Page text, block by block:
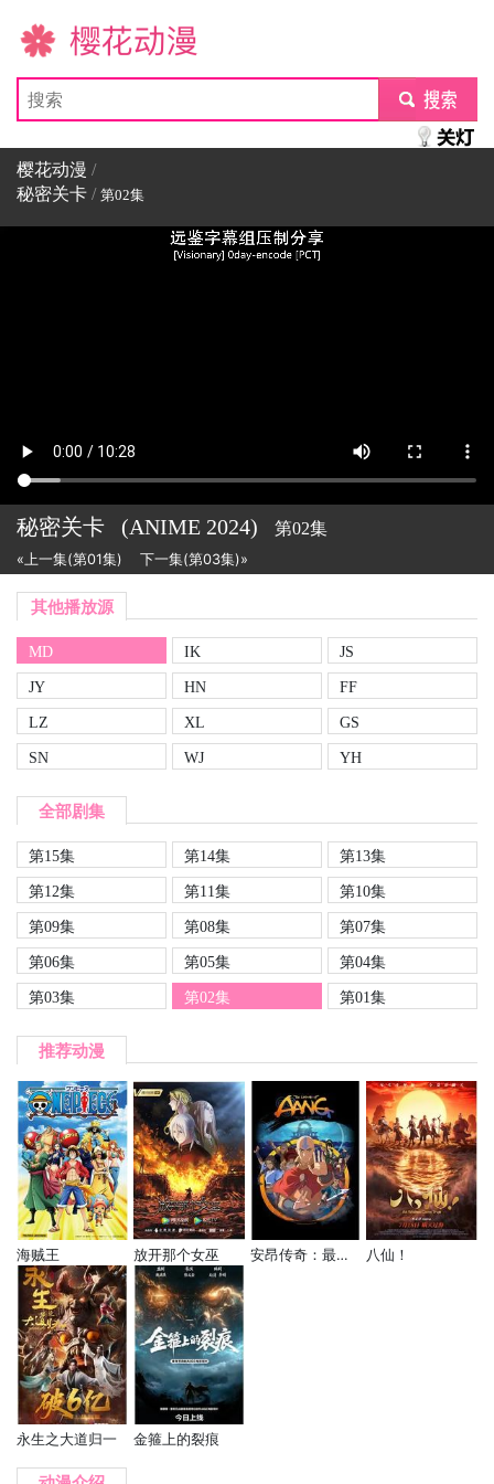
樱花动漫
submit
樱花动漫 /
秘密关卡 / 第02集
秘密关卡 (ANIME 2024) 第02集
«上一集(第01集) 下一集(第03集)»
其他播放源
MD IK
JS
JY
HN
FF
LZ
XL
GS
SN
WJ YH
全部剧集
第15集 第14集
第13集
第12集
第11集
第10集
第09集
第08集
第07集
第06集
第05集
第04集
第03集
第02集 第01集
推荐动漫
海贼王 放开那个女巫 安昂传奇：最后的气宗 八仙！
永生之大道归一 金箍上的裂痕